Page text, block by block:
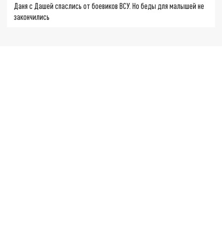
Даня с Дашей спаслись от боевиков ВСУ. Но беды для малышей не
закончились